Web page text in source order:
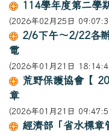
114學年度第二學
(2026年02月25日
2/6下午～2/22各
電
(2026年01月21日
荒野保護協會【
章
(2026年01月21日
經濟部「省水標章